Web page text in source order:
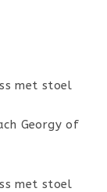
met stoel
Georgy of
met stoel